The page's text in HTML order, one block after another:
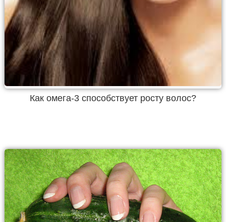
Как омега-3 способствует росту волос?